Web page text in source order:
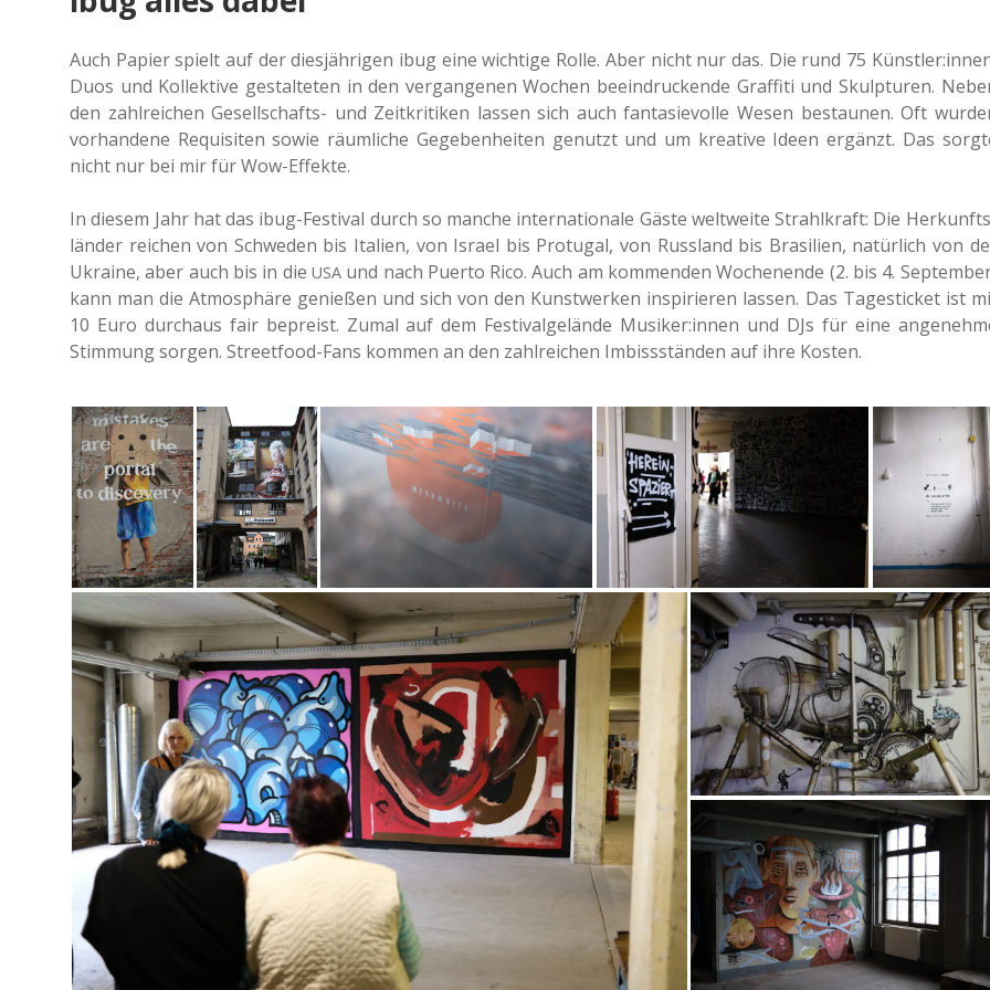
Auch Papier spielt auf der dies­jäh­ri­gen ibug eine wich­ti­ge Rolle. Aber nicht nur das. Die rund 75
Duos und Kol­lek­ti­ve gestal­te­ten in den ver­gan­ge­nen Wochen beein­dru­cken­de Graf­fi­ti und Skulp­tu­ren.
den zahl­rei­chen Gesell­schafts- und Zeit­kri­ti­ken lassen sich auch fan­ta­sie­vol­le Wesen bestau­nen. Oft
vor­han­de­ne Requi­si­ten sowie räum­li­che Gege­ben­hei­ten genutzt und um krea­ti­ve Ideen ergänzt. Das
nicht nur bei mir für Wow-Effekte.
In diesem Jahr hat das ibug-Fes­ti­val durch so manche inter­na­tio­na­le Gäste welt­wei­te Strahl­kraft: Die
län­der rei­chen von Schwe­den bis Ita­li­en, von Israel bis Pro­tu­gal, von Russ­land bis Bra­si­li­en, natür­lich von
Ukrai­ne, aber auch bis in die USAund nach Puerto Rico. Auch am kom­men­den Wochen­en­de (2. bis 4.
kann man die Atmo­sphä­re genie­ßen und sich von den Kunst­wer­ken inspi­rie­ren lassen. Das Tages­ti­cket ist
10 Euro durch­aus fair bepreist. Zumal auf dem Fes­ti­val­ge­län­de Musiker:innen und DJs für eine
Stim­mung sorgen. Street­food-Fans kommen an den zahl­rei­chen Imbiss­stän­den auf ihre Kosten.